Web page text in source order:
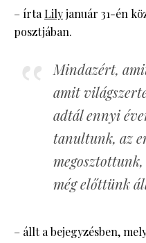
– írtaLilyjanuár 31-én
posztjában.
Mindazért,
amit
adtál ennyi
tanultunk, az
még előttünk
– állt a bejegyzésben,